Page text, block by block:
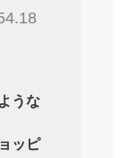
うな
ッピ